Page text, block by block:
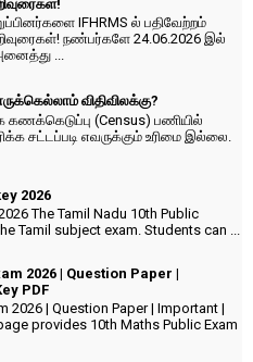
IFHRMS ல் பதிவேற்றம்
நண்பர்களே 24.06.2026 இல்
...
விதிவிலக்கு?
(Census) பணியில்
சட்டப்படி எவருக்கும் உரிமை இல்லை.
2026
The Tamil Nadu 10th Public
Tamil subject exam. Students can ...
2026 | Question Paper |
PDF
2026 | Question Paper | Important |
provides 10th Maths Public Exam